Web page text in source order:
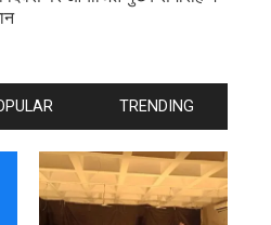
TRENDING